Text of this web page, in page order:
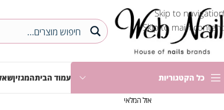
Skip to navigation
Skip to main content
כל הקטגוריות עמוד הביתהמגזין
אזל המלאי